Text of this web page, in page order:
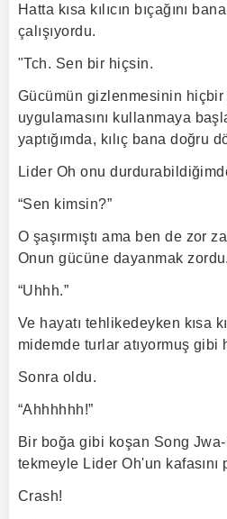
Hatta kısa kılıcın bıçağını
çalışıyordu.
"Tch. Sen bir hiçsin.
Gücümün gizlenmesinin
uygulamasını kullanmaya
yaptığımda, kılıç bana doğru
Lider Oh onu
“Sen kimsin?”
O şaşırmıştı ama ben de zor
Onun gücüne dayanmak zordu.
“Uhhh.”
Ve hayatı tehlikedeyken kısa
midemde turlar atıyormuş gibi
Sonra oldu.
“Ahhhhhh!”
Bir boğa gibi koşan Song
tekmeyle Lider Oh'un kafasını
Crash!